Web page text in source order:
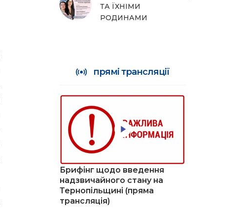
ТА ЇХНІМИ
РОДИНАМИ
прямі трансляції
Брифінг щодо введення
надзвичайного стану на
Тернопільщині (пряма
трансляція)